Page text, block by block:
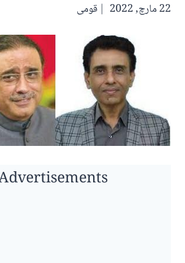
22 مارچ, 2022 قومی